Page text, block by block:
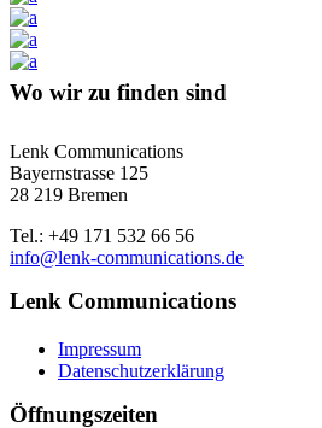
Wo wir zu finden sind
Lenk Communications
Bayernstrasse 125
28 219 Bremen
Tel.: +49 171 532 66 56
info@lenk-communications.de
Lenk Communications
Impressum
Datenschutzerklärung
Öffnungszeiten